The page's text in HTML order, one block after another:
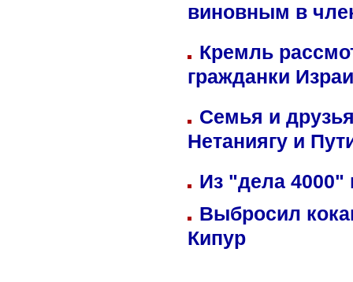
виновным в
Кремль
гражданки
Семья и
Нетаниягу и
Из "дела 4000"
Выбросил
Кипур